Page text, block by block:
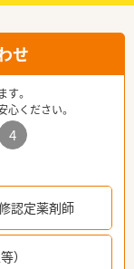
せ
。
心ください。
4
認定薬剤師
）